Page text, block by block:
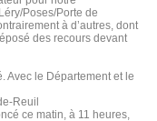
Poses/Porte de
à d’autres, dont
des recours devant
Avec le Département et le
Reuil
ce matin, à 11 heures,